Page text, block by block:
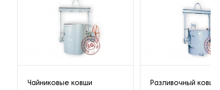
Чайниковые ковши
Разливочный ковш с